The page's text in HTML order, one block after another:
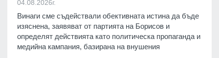
04.08.2026г.
Винаги сме съдействали обективната истина да бъде
изяснена, заявяват от партията на Борисов и
определят действията като политическа пропаганда и
медийна кампания, базирана на внушения